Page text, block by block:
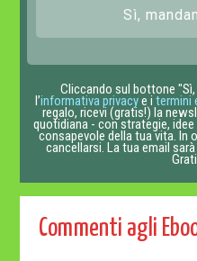
Sì,
Cliccando sul bottone
l’informativa privacye i termini
regalo, ricevi (gratis!) la
quotidiana - con strategie,
consapevole della tua vita. In
cancellarsi. La tua email
Commenti agli